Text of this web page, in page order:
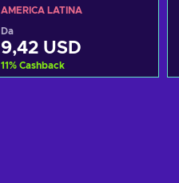
Key LATAM
AMERICA LATINA
Da
9,42 USD
11% Cashback